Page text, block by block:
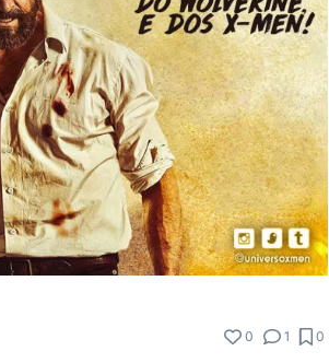
0 1 0